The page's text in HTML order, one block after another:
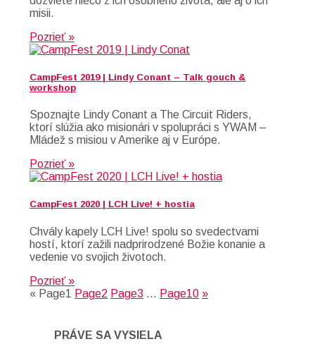
misii.
Pozrieť »
CampFest 2019 | Lindy Conant – Talk gouch &
workshop
Spoznajte Lindy Conant a The Circuit Riders,
ktorí slúžia ako misionári v spolupráci s YWAM –
Mládež s misiou v Amerike aj v Európe.
Pozrieť »
CampFest 2020 | LCH Live! + hostia
Chvály kapely LCH Live! spolu so svedectvami
hostí, ktorí zažili nadprirodzené Božie konanie a
vedenie vo svojich životoch.
Pozrieť »
« Page1 Page2 Page3 … Page10 »
PRÁVE SA VYSIELA